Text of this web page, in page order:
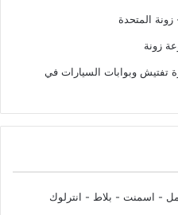
زونة المتحدة
زونة
تفتيش وبوابات السيارات في
- اسمنت - بلاط - انترلوك